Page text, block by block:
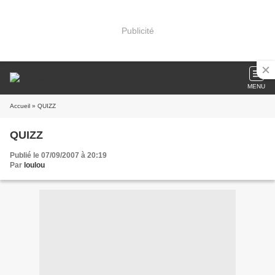
Publicité
MENU
Accueil » QUIZZ
QUIZZ
Publié le 07/09/2007 à 20:19
Par loulou